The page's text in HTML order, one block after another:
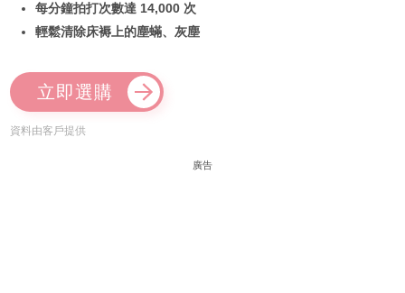
每分鐘拍打次數達 14,000 次
輕鬆清除床褥上的塵蟎、灰塵
立即選購
資料由客戶提供
廣告